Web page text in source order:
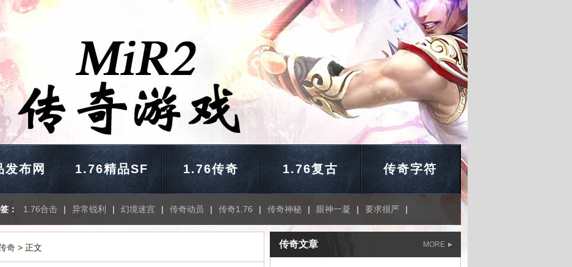
发布网 1.76精品SF 1.76传奇 1.76复古 传奇字符
： 1.76合击 | 异常锐利 | 幻境迷宫 | 传奇动员 | 传奇1.76 | 传奇神秘 | 眼神一凝 | 要求很严 |
奇 > 正文 MORE
传奇文章